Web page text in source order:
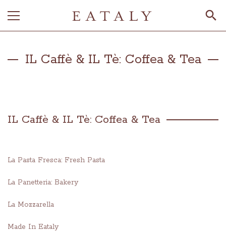
IL Caffè & IL Tè: Coffea & Tea
IL Caffè & IL Tè: Coffea & Tea
La Pasta Fresca: Fresh Pasta
La Panetteria: Bakery
La Mozzarella
Made In Eataly